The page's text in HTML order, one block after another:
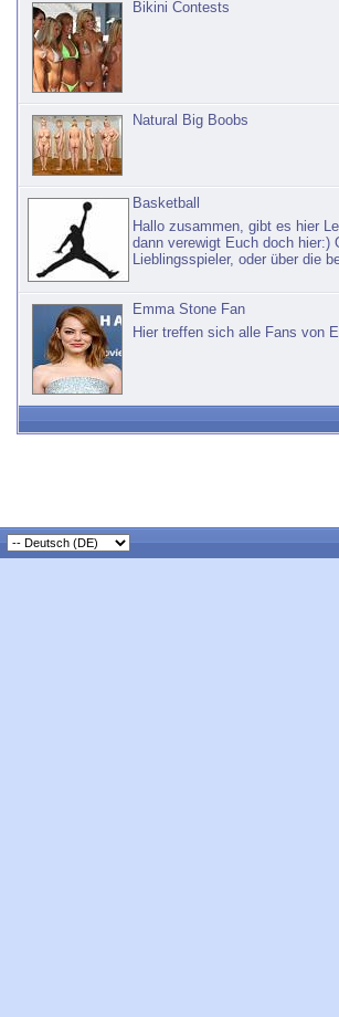
Bikini Contests
Natural Big Boobs
Basketball
Hallo zusammen, gibt es hier
dann verewigt Euch doch hier:)
Lieblingsspieler, oder über die
Emma Stone Fan
Hier treffen sich alle Fans von